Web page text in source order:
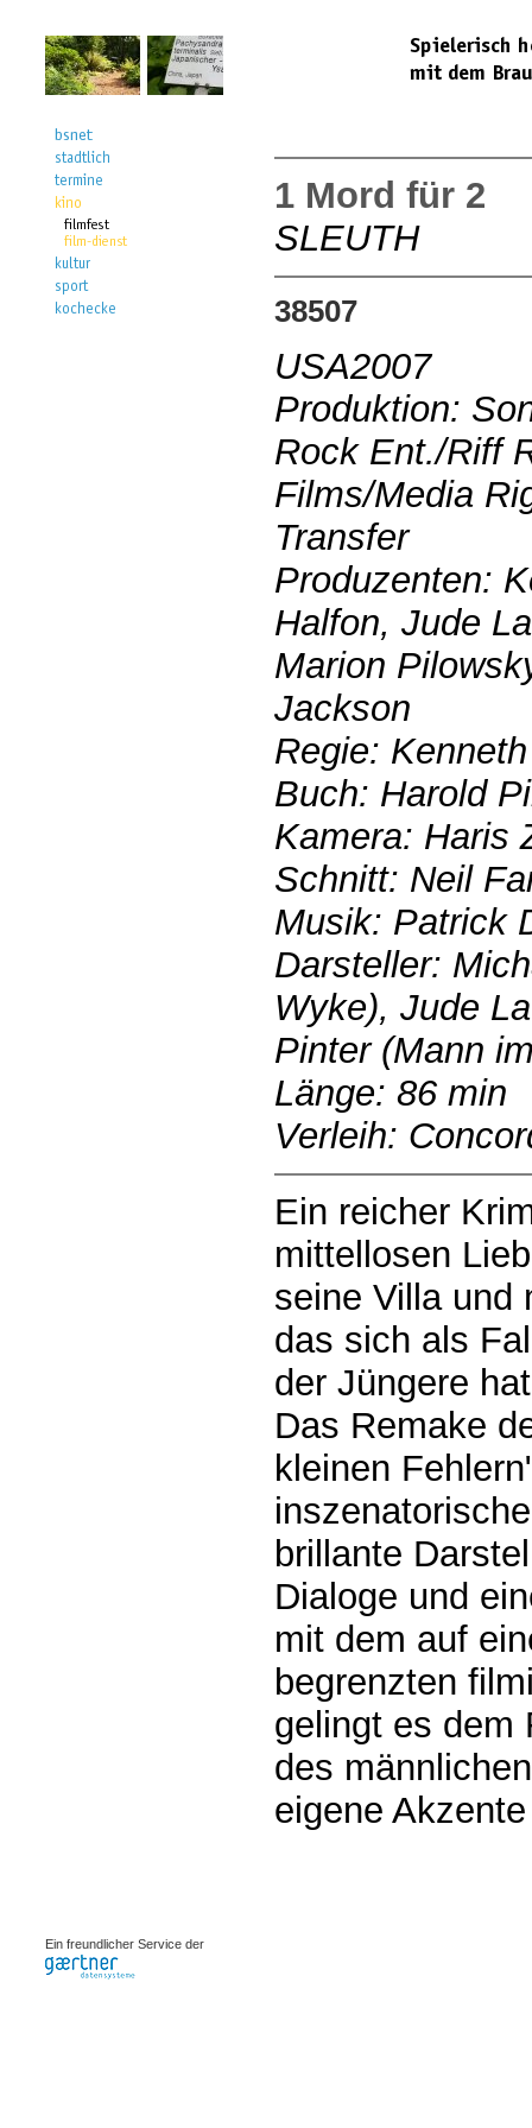
1 Mord für 2
SLEUTH
38507
USA2007
Produktion:
Rock Ent./Riff
Films/Media
Transfer
Produzenten:
Halfon, Jude
Marion
Jackson
Regie:
Buch: Harold
Kamera: Haris
Schnitt: Neil
Musik: Patrick
Darsteller:
Wyke), Jude
Pinter (Mann
Länge: 86 min
Verleih:
Ein reicher
mittellosen
seine Villa und
das sich als
der Jüngere
Das Remake
kleinen
brillante
Dialoge und
mit dem auf
begrenzten
gelingt es dem
des
eigene
Ein freundlicher Service der